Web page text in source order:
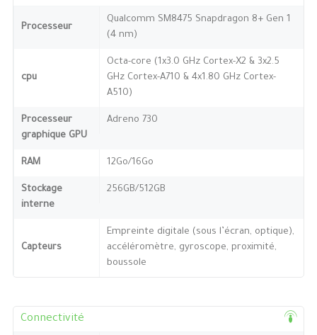
Processeur
Qualcomm SM8475 Snapdragon 8+ Gen 1
(4 nm)
cpu
Octa-core (1x3.0 GHz Cortex-X2 & 3x2.5
GHz Cortex-A710 & 4x1.80 GHz Cortex-
A510)
Processeur
graphique GPU
Adreno 730
RAM 12Go/16Go
Stockage
interne
256GB/512GB
Capteurs
Empreinte digitale (sous l’écran, optique),
accéléromètre, gyroscope, proximité,
boussole
Connectivité